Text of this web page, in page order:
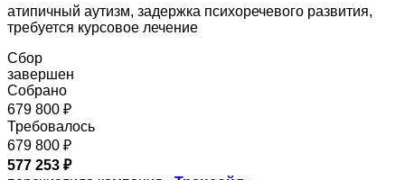
атипичный аутизм, задержка психоречевого развития,
требуется курсовое лечение
Сбор
завершен
Собрано
679 800 ₽
Требовалось
679 800 ₽
577 253 ₽